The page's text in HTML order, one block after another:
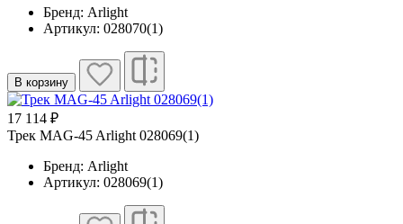
Бренд: Arlight
Артикул: 028070(1)
В корзину
17 114 ₽
Трек MAG-45 Arlight 028069(1)
Бренд: Arlight
Артикул: 028069(1)